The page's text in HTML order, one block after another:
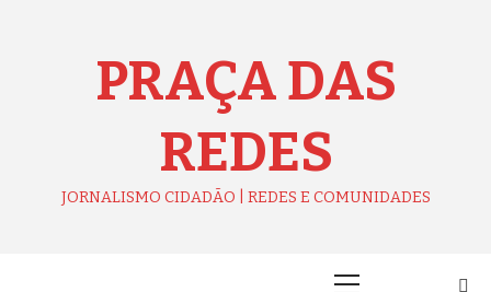
PRAÇA DAS
REDES
JORNALISMO CIDADÃO | REDES E COMUNIDADES